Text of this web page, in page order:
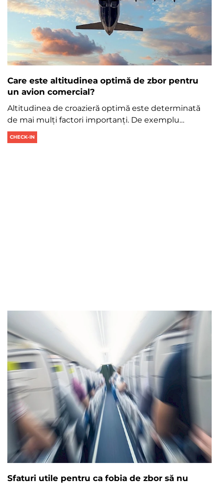
Care este altitudinea optimă de zbor pentru
un avion comercial?
Altitudinea de croazieră optimă este determinată
de mai mulți factori importanți. De exemplu…
CHECK-IN
Sfaturi utile pentru ca fobia de zbor să nu